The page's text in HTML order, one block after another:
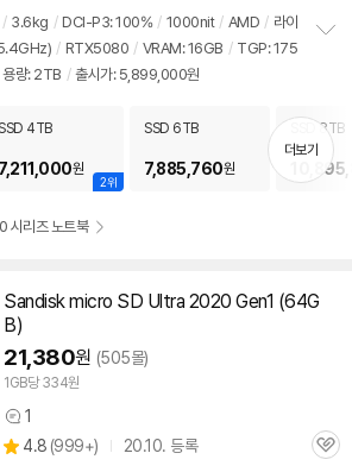
견
점
리
뷰
/ 3.6kg / DCI-P3: 100% / 1000nit / AMD / 라이
/ RTX5080 / VRAM: 16GB / TGP: 175
용량: 2TB / 출시가: 5,899,000원
치
기
2위
4TB
7,211,000원
SSD 6TB
7,885,760원
SSD 8TB
더보기
시리즈 노트북
Sandisk micro SD Ultra 2020 Gen1 (64G
B)
21,380원 (505몰)
1GB당 334원
상
품
1
별
4.8 (상
999+) 20.10. 등록
관